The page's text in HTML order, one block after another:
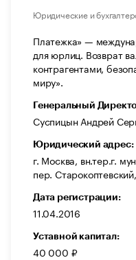
Юридические и
Платежка» —
для юрлиц. Возврат
контрагентами,
миру».
Генеральный
Суспицын Андрей
Юридический адрес:
г. Москва, вн.тер.г.
пер.
Дата регистрации:
11.04.2016
Уставной капитал:
40 000 ₽